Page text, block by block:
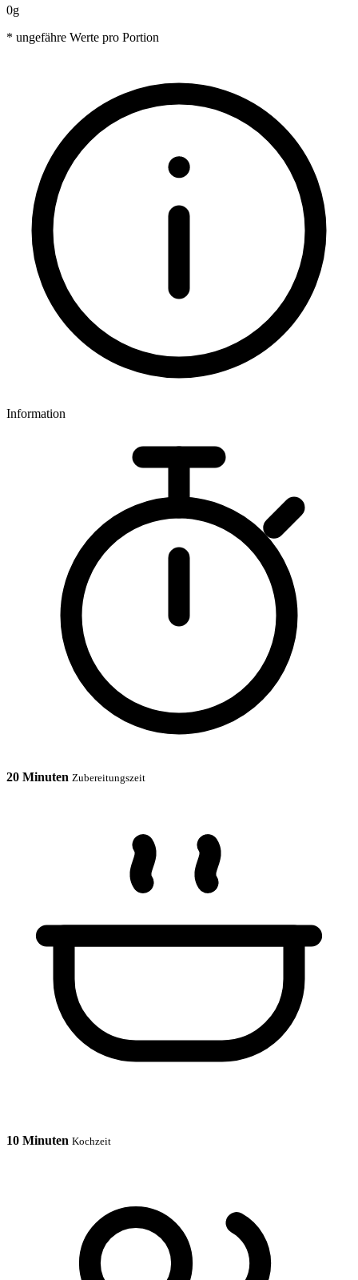
0g
* ungefähre Werte pro Portion
Information
20 Minuten Zubereitungszeit
10 Minuten Kochzeit